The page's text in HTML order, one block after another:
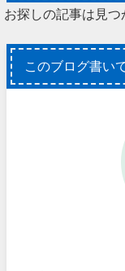
お探しの記事は見つ
このブログ書い